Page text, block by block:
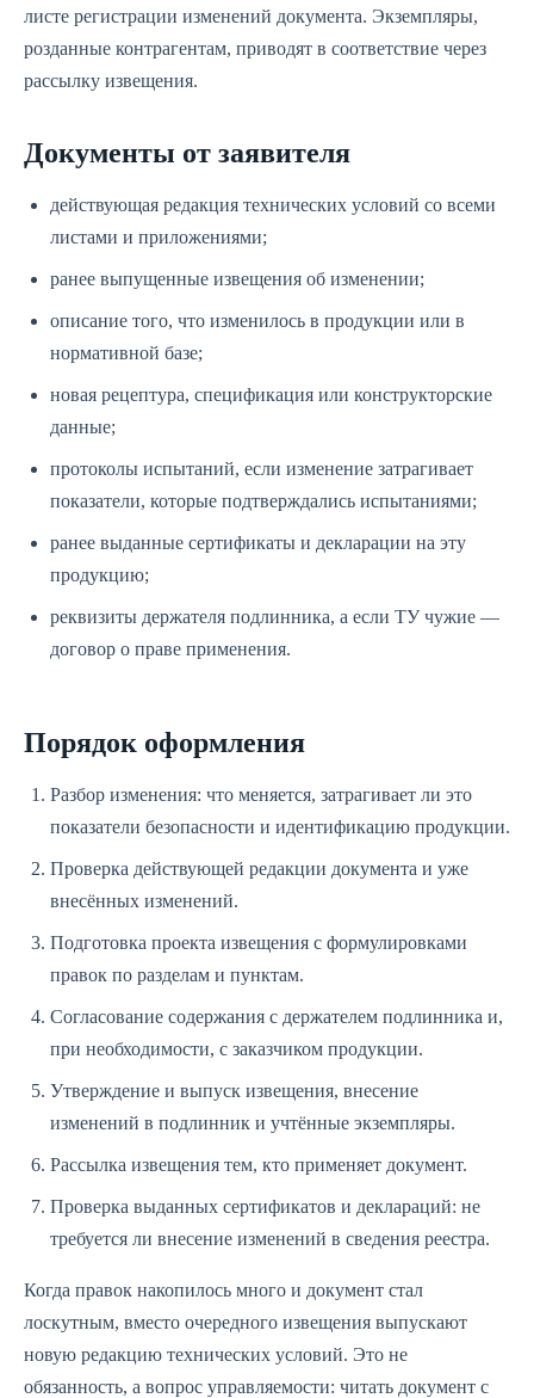
листе регистрации изменений документа. Экземпляры,
розданные контрагентам, приводят в соответствие через
рассылку извещения.
Документы от заявителя
действующая редакция технических условий со всеми
листами и приложениями;
ранее выпущенные извещения об изменении;
описание того, что изменилось в продукции или в
нормативной базе;
новая рецептура, спецификация или конструкторские
данные;
протоколы испытаний, если изменение затрагивает
показатели, которые подтверждались испытаниями;
ранее выданные сертификаты и декларации на эту
продукцию;
реквизиты держателя подлинника, а если ТУ чужие —
договор о праве применения.
Порядок оформления
Разбор изменения: что меняется, затрагивает ли это
показатели безопасности и идентификацию продукции.
Проверка действующей редакции документа и уже
внесённых изменений.
Подготовка проекта извещения с формулировками
правок по разделам и пунктам.
Согласование содержания с держателем подлинника и,
при необходимости, с заказчиком продукции.
Утверждение и выпуск извещения, внесение
изменений в подлинник и учтённые экземпляры.
Рассылка извещения тем, кто применяет документ.
Проверка выданных сертификатов и деклараций: не
требуется ли внесение изменений в сведения реестра.
Когда правок накопилось много и документ стал
лоскутным, вместо очередного извещения выпускают
новую редакцию технических условий. Это не
обязанность, а вопрос управляемости: читать документ с